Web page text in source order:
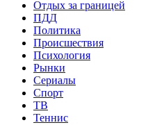
Отдых за границей
ПДД
Политика
Происшествия
Психология
Рынки
Сериалы
Спорт
ТВ
Теннис